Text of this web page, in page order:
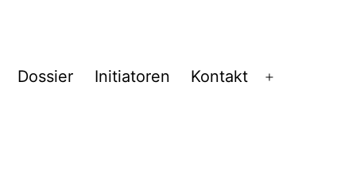
Dossier Initiatoren Kontakt